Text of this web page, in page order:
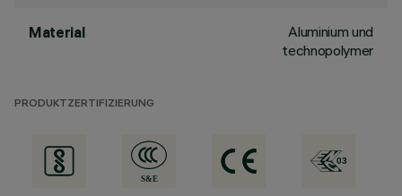
Material
Aluminium und
technopolymer
PRODUKTZERTIFIZIERUNG